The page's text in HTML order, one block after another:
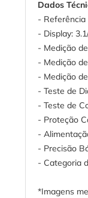
Dados
- Referência
- Display:
- Medição
- Medição
- Medição
- Teste de
- Teste de
- Proteção
-
- Precisão
- Categoria
*Imagens